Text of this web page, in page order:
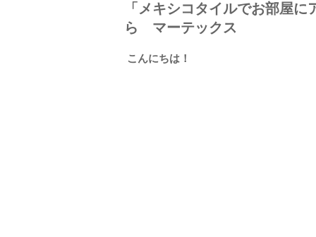
「メキシコタイルでお部屋
ら マーテックス
こんにちは！